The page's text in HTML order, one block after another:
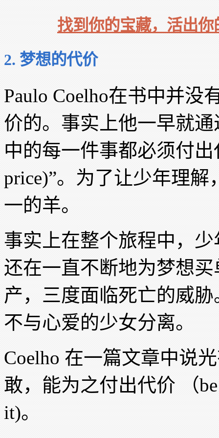
找到你的宝藏，活出
2. 梦想的代价
Paulo Coelho在书中并
价的。事实上他一早就
中的每一件事都必须付出
price)”。为了让少年理
一的羊。
事实上在整个旅程中，
还在一直不断地为梦想
产，三度面临死亡的威
不与心爱的少女分离。
Coelho 在一篇文章中说
敢，能为之付出代价 （be
it)。